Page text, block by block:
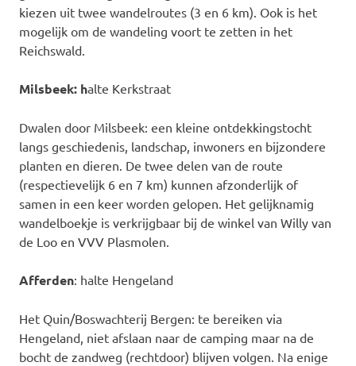
kiezen uit twee wandelroutes (3 en 6 km). Ook is het
mogelijk om de wandeling voort te zetten in het
Reichswald.
Milsbeek: halte Kerkstraat
Dwalen door Milsbeek: een kleine ontdekkingstocht
langs geschiedenis, landschap, inwoners en bijzondere
planten en dieren. De twee delen van de route
(respectievelijk 6 en 7 km) kunnen afzonderlijk of
samen in een keer worden gelopen. Het gelijknamig
wandelboekje is verkrijgbaar bij de winkel van Willy van
de Loo en VVV Plasmolen.
Afferden: halte Hengeland
Het Quin/Boswachterij Bergen: te bereiken via
Hengeland, niet afslaan naar de camping maar na de
bocht de zandweg (rechtdoor) blijven volgen. Na enige